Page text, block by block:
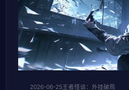
2026-06-25王者怪谈：外挂破局